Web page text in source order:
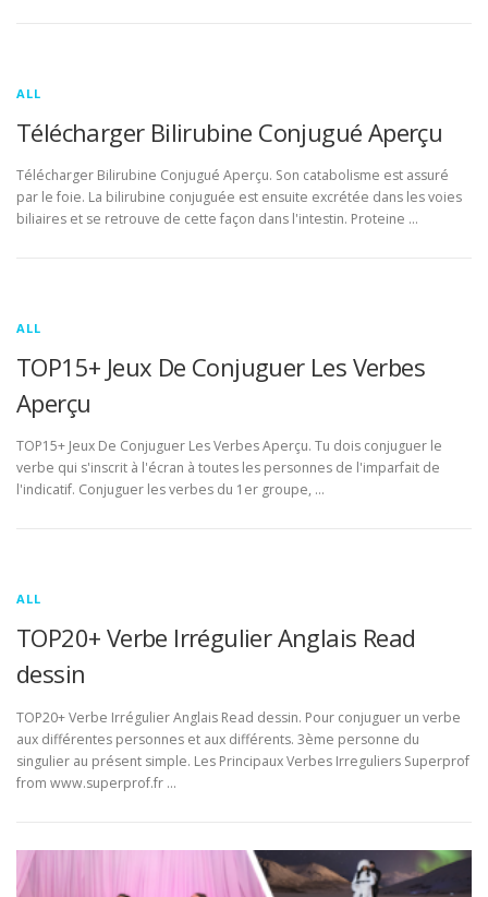
ALL
Télécharger Bilirubine Conjugué Aperçu
Télécharger Bilirubine Conjugué Aperçu. Son catabolisme est assuré
par le foie. La bilirubine conjuguée est ensuite excrétée dans les voies
biliaires et se retrouve de cette façon dans l'intestin. Proteine …
ALL
TOP15+ Jeux De Conjuguer Les Verbes
Aperçu
TOP15+ Jeux De Conjuguer Les Verbes Aperçu. Tu dois conjuguer le
verbe qui s'inscrit à l'écran à toutes les personnes de l'imparfait de
l'indicatif. Conjuguer les verbes du 1er groupe, …
ALL
TOP20+ Verbe Irrégulier Anglais Read
dessin
TOP20+ Verbe Irrégulier Anglais Read dessin. Pour conjuguer un verbe
aux différentes personnes et aux différents. 3ème personne du
singulier au présent simple. Les Principaux Verbes Irreguliers Superprof
from www.superprof.fr …